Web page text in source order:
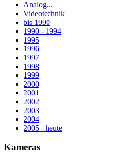
Analog...
Videotechnik
bis 1990
1990 - 1994
1995
1996
1997
1998
1999
2000
2001
2002
2003
2004
2005 - heute
Kameras